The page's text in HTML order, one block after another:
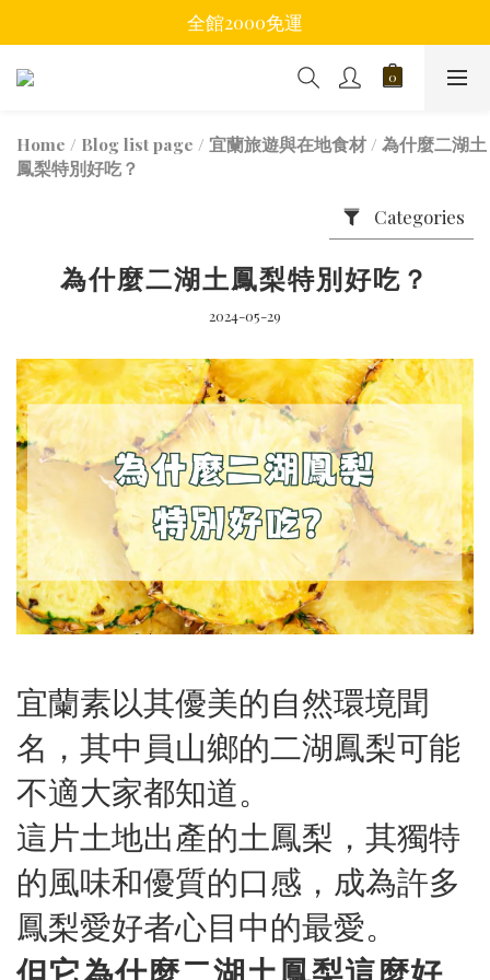
全館2000免運
Home / Blog list page / 宜蘭旅遊與在地食材 / 為什麼二湖土
鳳梨特別好吃？
Categories
為什麼二湖土鳳梨特別好吃？
2024-05-29
宜蘭素以其優美的自然環境聞
名，其中員山鄉的二湖鳳梨可能
不適大家都知道。
這片土地出產的土鳳梨，其獨特
的風味和優質的口感，成為許多
鳳梨愛好者心目中的最愛。
但它為什麼二湖土鳳梨這麼好